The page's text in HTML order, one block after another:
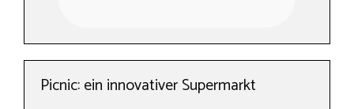
Picnic: ein innovativer Supermarkt